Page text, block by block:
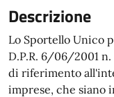
Descrizione
Lo Sportello Unico
D.P.R. 6/06/2001
di riferimento
imprese, che siano